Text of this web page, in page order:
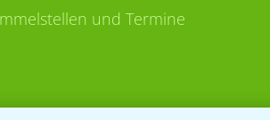
und Termine